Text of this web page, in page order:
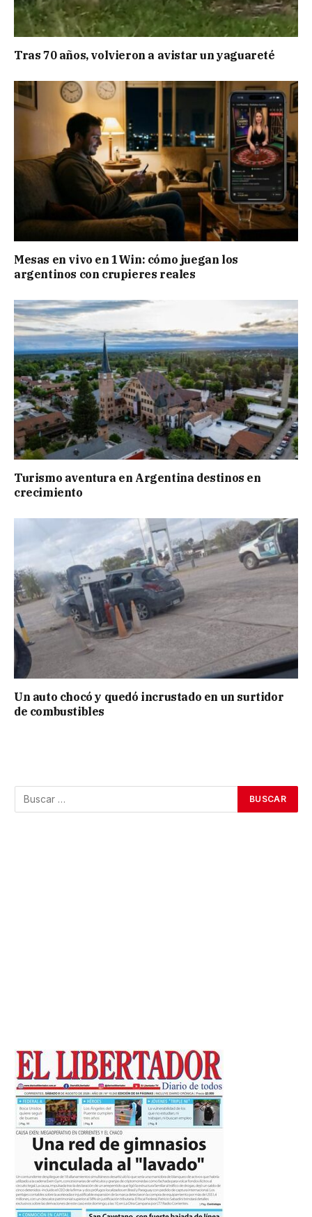
Tras 70 años, volvieron a avistar un yaguareté
Mesas en vivo en 1Win: cómo juegan los
argentinos con crupieres reales
Turismo aventura en Argentina destinos en
crecimiento
Un auto chocó y quedó incrustado en un surtidor
de combustibles